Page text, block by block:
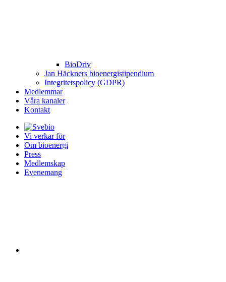
BioDriv
Jan Häckners bioenergistipendium
Integritetspolicy (GDPR)
Medlemmar
Våra kanaler
Kontakt
Vi verkar för
Om bioenergi
Press
Medlemskap
Evenemang